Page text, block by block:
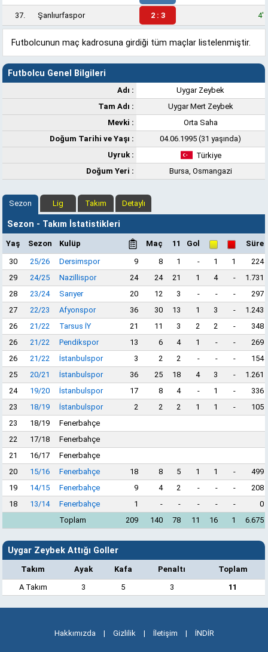
37. Şanlıurfaspor 2 : 3 4'
Futbolcunun maç kadrosuna girdiği tüm maçlar listelenmiştir.
Futbolcu Genel Bilgileri
Adı :
Uygar Zeybek
Tam Adı :
Uygar Mert Zeybek
Mevki :
Orta Saha
Doğum Tarihi ve Yaşı :
04.06.1995 (31 yaşında)
Uyruk :
Türkiye
Doğum Yeri :
Bursa, Osmangazi
Sezon Lig Takım Detaylı
Sezon - Takım İstatistikleri
Yaş Sezon Kulüp Maç 11 Gol
Süre
30
25/26 Dersimspor 9 8 1 - 1 1
224
29
24/25 Nazillispor 24 24 21 1 4 -
1.731
28
23/24 Sarıyer 20 12 3 - - -
297
27
22/23 Afyonspor 36 30 13 1 3 -
1.243
26
21/22 Tarsus İY 21 11 3 2 2 -
348
26
21/22 Pendikspor 13 6 4 1 - -
269
26
21/22 İstanbulspor 3 2 2 - - -
154
25
20/21 İstanbulspor 36 25 18 4 3 -
1.261
24
19/20 İstanbulspor 17 8 4 - 1 -
336
23
18/19 İstanbulspor 2 2 2 1 1 -
105
23
18/19
Fenerbahçe
22
17/18
Fenerbahçe
21
16/17
Fenerbahçe
20
15/16 Fenerbahçe 18 8 5 1 1 -
499
19
14/15 Fenerbahçe 9 4 2 - - -
208
18
13/14 Fenerbahçe 1 - - - - -
0
Toplam
209 140 78 11 16 1 6.675
Uygar Zeybek Attığı Goller
Takım Ayak Kafa Penaltı
Toplam
A Takım
3 5 3 11
Hakkımızda | Gizlilik | İletişim | İNDİR